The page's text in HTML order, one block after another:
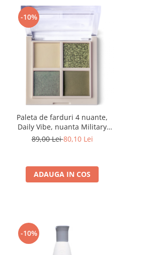
-10%
Paleta de farduri 4 nuante,
Daily Vibe, nuanta Military
Vibe 02 - 5,5g
89,00 Lei80,10 Lei
ADAUGA IN COS
-10%